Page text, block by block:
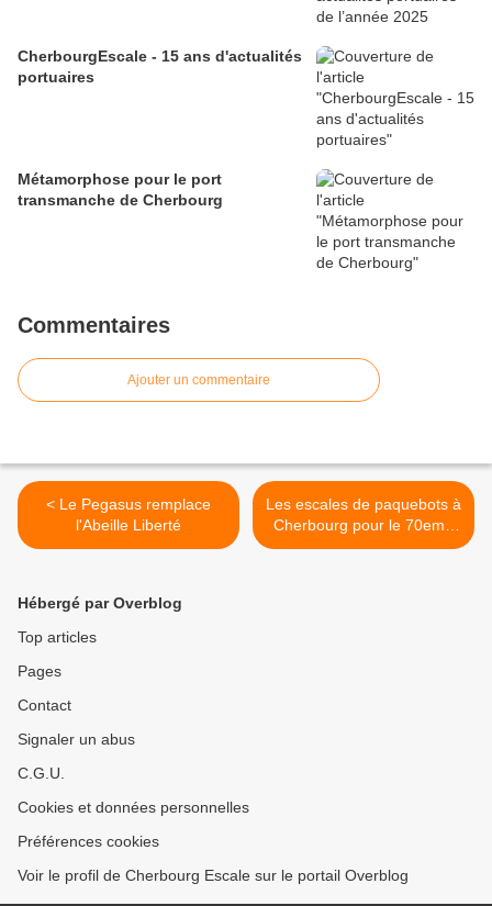
CherbourgEscale - 15 ans d'actualités
portuaires
Métamorphose pour le port
transmanche de Cherbourg
Commentaires
Ajouter un commentaire
< Le Pegasus remplace
l'Abeille Liberté
Les escales de paquebots à
Cherbourg pour le 70eme
anniversaire du
Hébergé par Overblog
Top articles
Pages
Contact
Signaler un abus
C.G.U.
Cookies et données personnelles
Préférences cookies
Voir le profil de Cherbourg Escale sur le portail Overblog